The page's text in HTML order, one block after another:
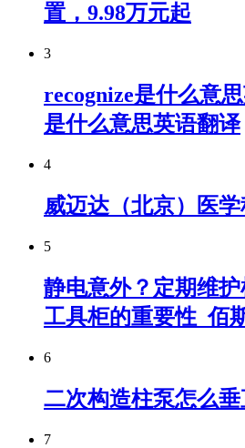
置，9.98万元起
3
recognize是什么意
是什么意思英语翻译
4
威迈达（北京）医
5
静电意外？定期维
工具柜的重要性_佰
6
二次构造柱泵怎么垂
7